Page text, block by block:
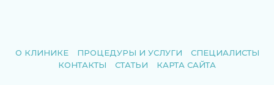
О КЛИНИКЕ ПРОЦЕДУРЫ И УСЛУГИ
СПЕЦИАЛИСТЫ
КОНТАКТЫ
СТАТЬИ КАРТА САЙТА